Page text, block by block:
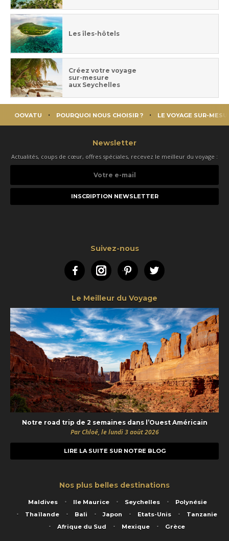
Les îles-hôtels
Créez votre voyage
sur-mesure
aux Seychelles
OOVATU POURQUOI NOUS CHOISIR ? LE VOYAGE SUR-
Newsletter
Actualités, coups de cœur, offres spéciales, recevez le meilleur du voyage :
e-
Suivez-nous
FacebookInstagramPinterestTwitter
Le Meilleur du Voyage
Notre road trip de 2 semaines dans l’Ouest Américain
Par Chloé, le lundi 3 août 2026
LIRE LA SUITE SUR NOTRE BLOG
Nos plus belles destinations
Maldives Ile Maurice Seychelles
Polynésie
Thaïlande
Bali Japon Etats-Unis
Tanzanie
Afrique du Sud
Mexique Grèce